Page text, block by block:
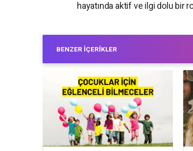
hayatında aktif ve ilgi dolu bir
BENZER İÇERIKLER